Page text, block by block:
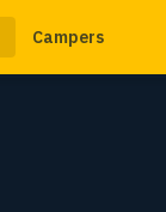
Campers